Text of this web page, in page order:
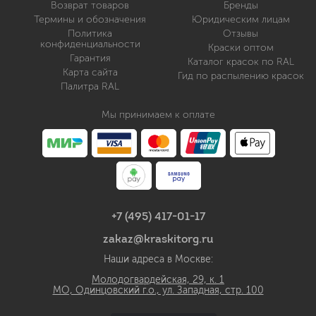
Возврат товаров
Термины и обозначения
Политика
конфиденциальности
Гарантия
Карта сайта
Палитра RAL
Бренды
Юридическим лицам
Отзывы
Краски оптом
Каталог красок по RAL
Гид по распылению красок
Мы принимаем к оплате
+7 (495) 417-01-17
zakaz@kraskitorg.ru
Наши адреса в Москве:
Молодогвардейская, 29, к. 1
МО, Одинцовский г.о., ул. Западная, стр. 100